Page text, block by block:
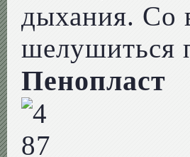
дыхания. Со
шелушиться
Пенопласт